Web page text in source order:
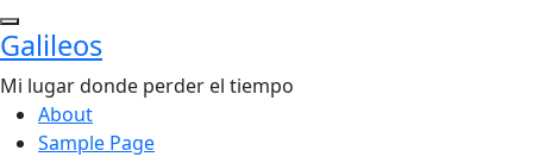
Saltar
al
Galileos
Mi lugar donde perder el tiempo
About
Sample Page